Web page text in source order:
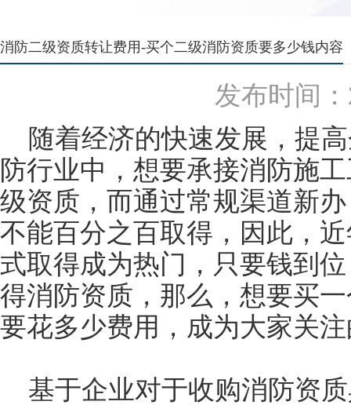
消防二级资质转让费用-买个二级消防资质要多少钱内容
发布时间：
随着经济的快速发展，提
防行业中，想要承接消防施
级资质，而通过常规渠道新
不能百分之百取得，因此，
式取得成为热门，只要钱到
得消防资质，那么，想要买
要花多少费用，成为大家关
基于企业对于收购消防资